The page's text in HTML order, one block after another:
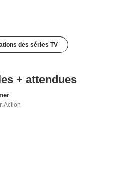
des séries TV
+ attendues
,Action